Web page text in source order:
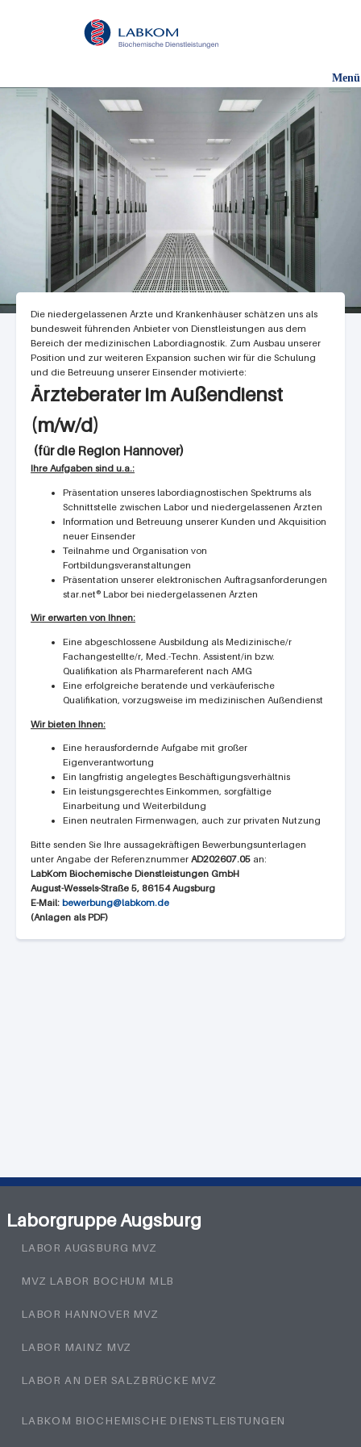
zum
Menü
Die niedergelassenen Ärzte und Krankenhäuser schätzen uns als
bundesweit führenden Anbieter von Dienstleistungen aus dem
Bereich der medizinischen Labordiagnostik. Zum Ausbau unserer
Position und zur weiteren Expansion suchen wir für die Schulung
und die Betreuung unserer Einsender motivierte:
Ärzteberater im Außendienst
(m/w/d)
(für die Region Hannover)
Ihre Aufgaben sind u.a.:
Präsentation unseres labordiagnostischen Spektrums als
Schnittstelle zwischen Labor und niedergelassenen Ärzten
Information und Betreuung unserer Kunden und Akquisition
neuer Einsender
Teilnahme und Organisation von
Fortbildungsveranstaltungen
Präsentation unserer elektronischen Auftragsanforderungen
star.net® Labor bei niedergelassenen Ärzten
Wir erwarten von Ihnen:
Eine abgeschlossene Ausbildung als Medizinische/r
Fachangestellte/r, Med.-Techn. Assistent/in bzw.
Qualifikation als Pharmareferent nach AMG
Eine erfolgreiche beratende und verkäuferische
Qualifikation, vorzugsweise im medizinischen Außendienst
Wir bieten Ihnen:
Eine herausfordernde Aufgabe mit großer
Eigenverantwortung
Ein langfristig angelegtes Beschäftigungsverhältnis
Ein leistungsgerechtes Einkommen, sorgfältige
Einarbeitung und Weiterbildung
Einen neutralen Firmenwagen, auch zur privaten Nutzung
Bitte senden Sie Ihre aussagekräftigen Bewerbungsunterlagen
unter Angabe der Referenznummer AD202607.05 an:
LabKom Biochemische Dienstleistungen GmbH
August-Wessels-Straße 5, 86154 Augsburg
E-Mail: bewerbung@labkom.de
(Anlagen als PDF)
Laborgruppe Augsburg
LABOR AUGSBURG MVZ
MVZ LABOR BOCHUM MLB
LABOR HANNOVER MVZ
LABOR MAINZ MVZ
LABOR AN DER SALZBRÜCKE MVZ
LABKOM BIOCHEMISCHE DIENSTLEISTUNGEN